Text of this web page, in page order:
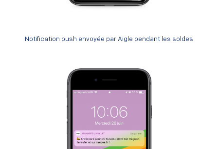
Notification push envoyée par Aigle pendant les soldes